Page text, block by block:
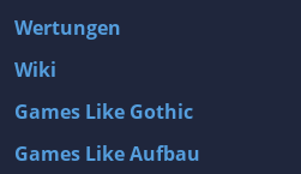
Wertungen
Wiki
Games Like Gothic
Games Like Aufbau